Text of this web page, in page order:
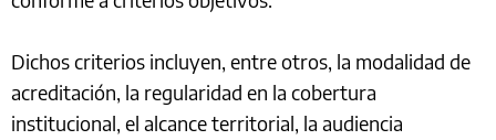
Dichos criterios incluyen, entre otros, la modalidad de
acreditación, la regularidad en la cobertura
institucional, el alcance territorial, la audiencia